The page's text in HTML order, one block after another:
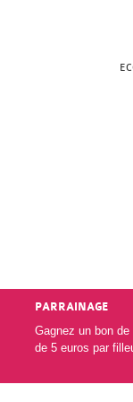
PARRAINAGE
Gagnez un bon de
de 5 euros par